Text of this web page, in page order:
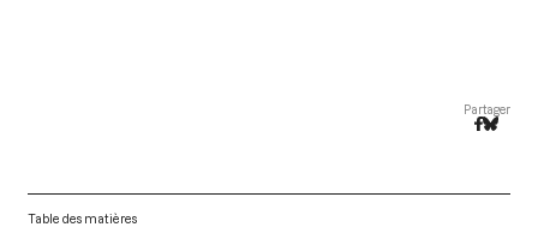
Partager
Table des matières